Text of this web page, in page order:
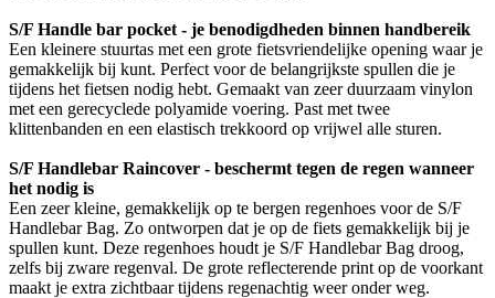
S/F Handle bar pocket - je benodigdheden binnen handbereik
Een kleinere stuurtas met een grote fietsvriendelijke opening waar je
gemakkelijk bij kunt. Perfect voor de belangrijkste spullen die je
tijdens het fietsen nodig hebt. Gemaakt van zeer duurzaam vinylon
met een gerecyclede polyamide voering. Past met twee
klittenbanden en een elastisch trekkoord op vrijwel alle sturen.
S/F Handlebar Raincover - beschermt tegen de regen wanneer
het nodig is
Een zeer kleine, gemakkelijk op te bergen regenhoes voor de S/F
Handlebar Bag. Zo ontworpen dat je op de fiets gemakkelijk bij je
spullen kunt. Deze regenhoes houdt je S/F Handlebar Bag droog,
zelfs bij zware regenval. De grote reflecterende print op de voorkant
maakt je extra zichtbaar tijdens regenachtig weer onder weg.